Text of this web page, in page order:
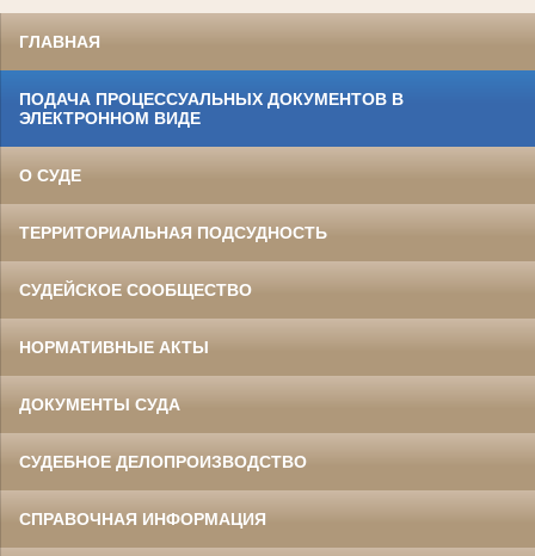
ГЛАВНАЯ
ПОДАЧА ПРОЦЕССУАЛЬНЫХ ДОКУМЕНТОВ В
ЭЛЕКТРОННОМ ВИДЕ
О СУДЕ
ТЕРРИТОРИАЛЬНАЯ ПОДСУДНОСТЬ
СУДЕЙСКОЕ СООБЩЕСТВО
НОРМАТИВНЫЕ АКТЫ
ДОКУМЕНТЫ СУДА
СУДЕБНОЕ ДЕЛОПРОИЗВОДСТВО
СПРАВОЧНАЯ ИНФОРМАЦИЯ